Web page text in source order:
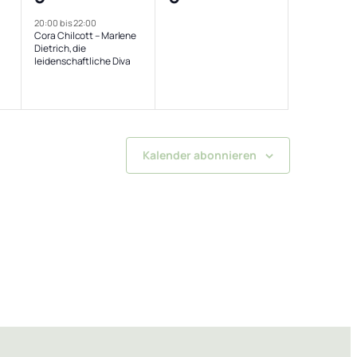
Veranstaltung,
20:00 bis22:00
Cora Chilcott – Marlene
Dietrich, die
leidenschaftliche Diva
Kalender abonnieren